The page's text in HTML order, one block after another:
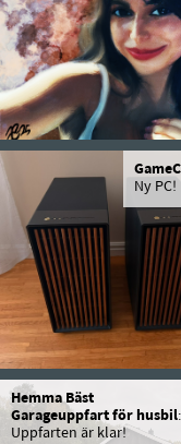
Ny PC!
Hemma Bäst
Garageuppfart för husbil:
Uppfarten är klar!